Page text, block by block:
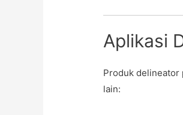
Aplikasi
Produk delineator
lain: